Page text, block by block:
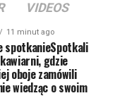
VIDEOS
11 minut ago
spotkanieSpotkali
gdzie
oboje zamówili
wiedząc o swoim